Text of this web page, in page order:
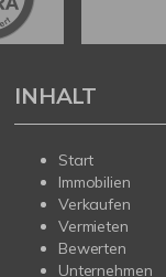
INHALT
Start
Immobilien
Verkaufen
Vermieten
Bewerten
Unternehmen